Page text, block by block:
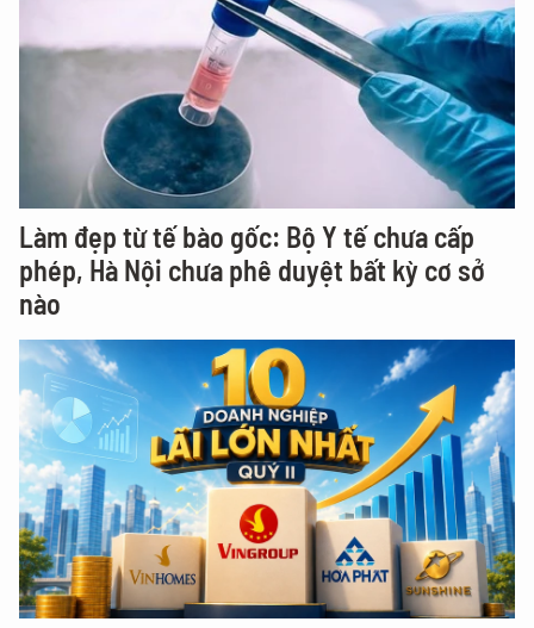
Làm đẹp từ tế bào gốc: Bộ Y tế chưa cấp
phép, Hà Nội chưa phê duyệt bất kỳ cơ sở
nào